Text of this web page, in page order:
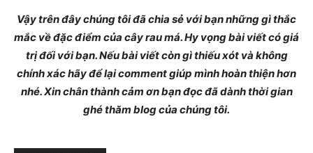
Vậy trên đây chúng tôi đã chia sẻ với bạn những gì thắc
mắc về đặc điểm của cây rau má. Hy vọng bài viết có giá
trị đối với bạn. Nếu bài viết còn gì thiếu xót và không
chính xác hãy để lại comment giúp mình hoàn thiện hơn
nhé. Xin chân thành cảm ơn bạn đọc đã dành thời gian
ghé thăm blog của chúng tôi.